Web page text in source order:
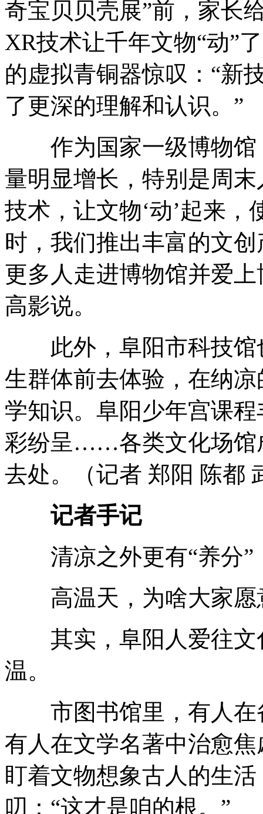
奇宝贝贝壳展”前，家长
XR技术让千年文物“动”
的虚拟青铜器惊叹：“新
了更深的理解和认识。”
作为国家一级博物馆
量明显增长，特别是周
技术，让文物‘动’起来
时，我们推出丰富的文
更多人走进博物馆并爱
高影说。
此外，阜阳市科技馆
生群体前去体验，在纳
学知识。阜阳少年宫课
彩纷呈……各类文化场馆
去处。（记者 郑阳 陈都
记者手记
清凉之外更有“养分”
高温天，为啥大家愿
其实，阜阳人爱往文
温。
市图书馆里，有人在
有人在文学名著中治愈
盯着文物想象古人的生
叨：“这才是咱的根。”